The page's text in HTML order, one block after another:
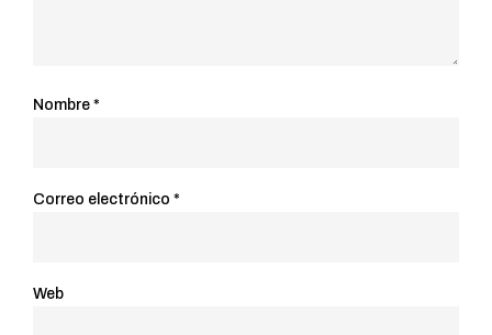
Nombre *
Correo electrónico *
Web